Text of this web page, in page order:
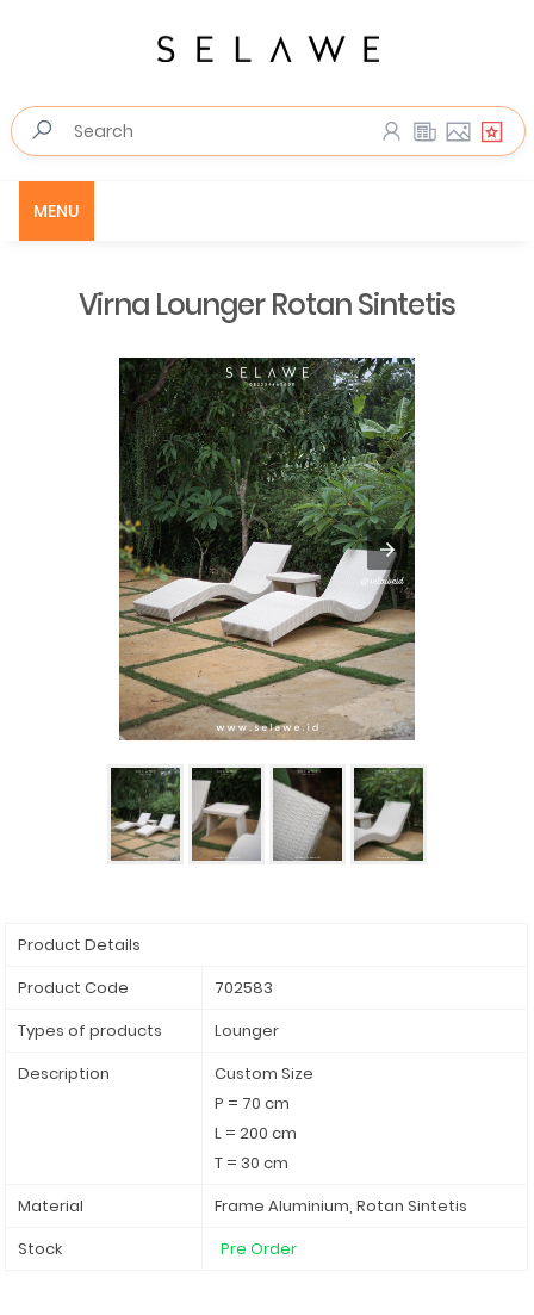
MENU
Virna Lounger Rotan Sintetis
Product Details
Product Code
702583
Types of products
Lounger
Description
Custom Size
P = 70 cm
L = 200 cm
T = 30 cm
Material
Frame Aluminium, Rotan Sintetis
Stock
Pre Order